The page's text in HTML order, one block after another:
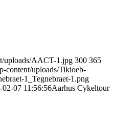
uploads/AACT-1.jpg 300 365
content/uploads/Tikioeb-
1_Tegnebraet-1.png
02-07 11:56:56Aarhus Cykeltour